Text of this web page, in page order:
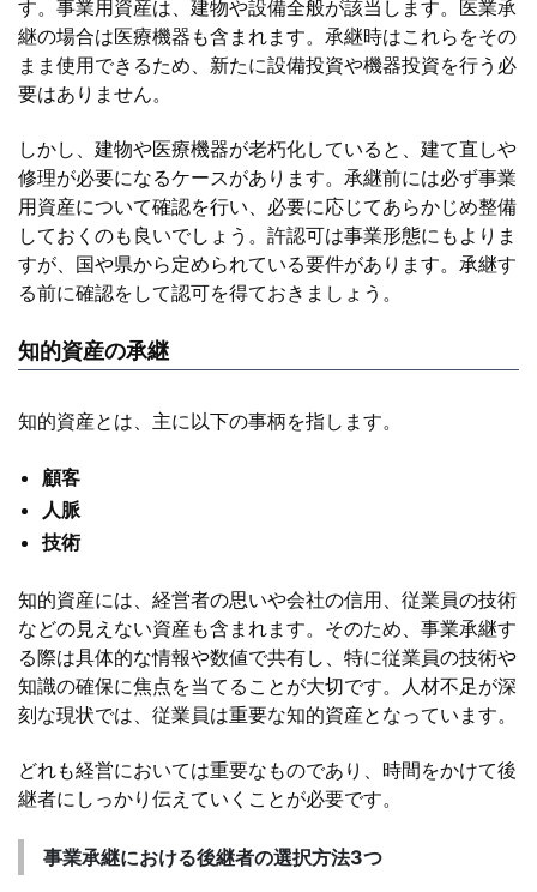
す。事業用資産は、建物や設備全般が該当します。医業承
継の場合は医療機器も含まれます。承継時はこれらをその
まま使用できるため、新たに設備投資や機器投資を行う必
要はありません。
しかし、建物や医療機器が老朽化していると、建て直しや
修理が必要になるケースがあります。承継前には必ず事業
用資産について確認を行い、必要に応じてあらかじめ整備
しておくのも良いでしょう。許認可は事業形態にもよりま
すが、国や県から定められている要件があります。承継す
る前に確認をして認可を得ておきましょう。
知的資産の承継
知的資産とは、主に以下の事柄を指します。
顧客
人脈
技術
知的資産には、経営者の思いや会社の信用、従業員の技術
などの見えない資産も含まれます。そのため、事業承継す
る際は具体的な情報や数値で共有し、特に従業員の技術や
知識の確保に焦点を当てることが大切です。人材不足が深
刻な現状では、従業員は重要な知的資産となっています。
どれも経営においては重要なものであり、時間をかけて後
継者にしっかり伝えていくことが必要です。
事業承継における後継者の選択方法3つ